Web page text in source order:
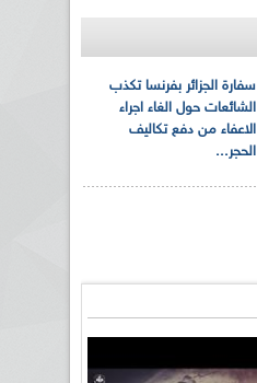
سفارة الجزائر بفرنسا تكذب
الشائعات حول الغاء اجراء
الاعفاء من دفع تكاليف
الحجر...